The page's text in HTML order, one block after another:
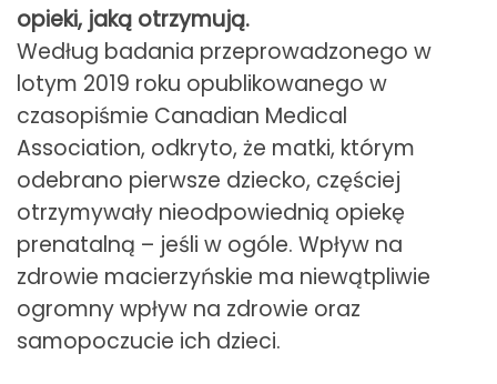
opieki, jaką otrzymują.
Według badania przeprowadzonego w
lotym 2019 roku opublikowanego w
czasopiśmie Canadian Medical
Association, odkryto, że matki, którym
odebrano pierwsze dziecko, częściej
otrzymywały nieodpowiednią opiekę
prenatalną – jeśli w ogóle. Wpływ na
zdrowie macierzyńskie ma niewątpliwie
ogromny wpływ na zdrowie oraz
samopoczucie ich dzieci.